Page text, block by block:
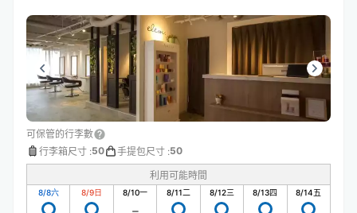
可保管的行李數
行李箱尺寸 :50 手提包尺寸 :50
利用可能時間
8/8六 8/9日 8/10一 8/11二 8/12三 8/13四 8/14五